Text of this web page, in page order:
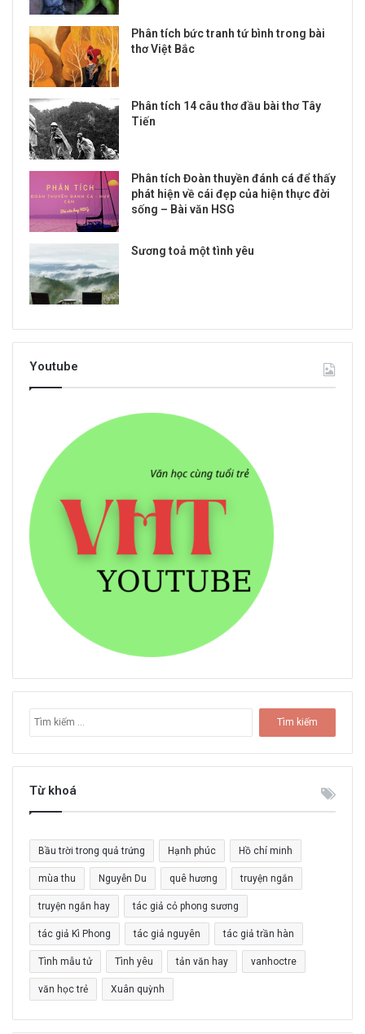
Phân tích bức tranh tứ bình trong bài
thơ Việt Bắc
Phân tích 14 câu thơ đầu bài thơ Tây
Tiến
Phân tích Đoàn thuyền đánh cá để thấy
phát hiện về cái đẹp của hiện thực đời
sống – Bài văn HSG
Sương toả một tình yêu
Youtube
m
k
c
h
o
:
Từ khoá
Bầu trời trong quả trứng Hạnh phúc Hồ chí minh
mùa thu Nguyễn Du quê hương truyện ngắn
truyện ngắn hay tác giả cỏ phong sương
tác giả Kì Phong tác giả nguyên tác giả trần hàn
Tình mẫu tử Tình yêu tản văn hay vanhoctre
văn học trẻ Xuân quỳnh